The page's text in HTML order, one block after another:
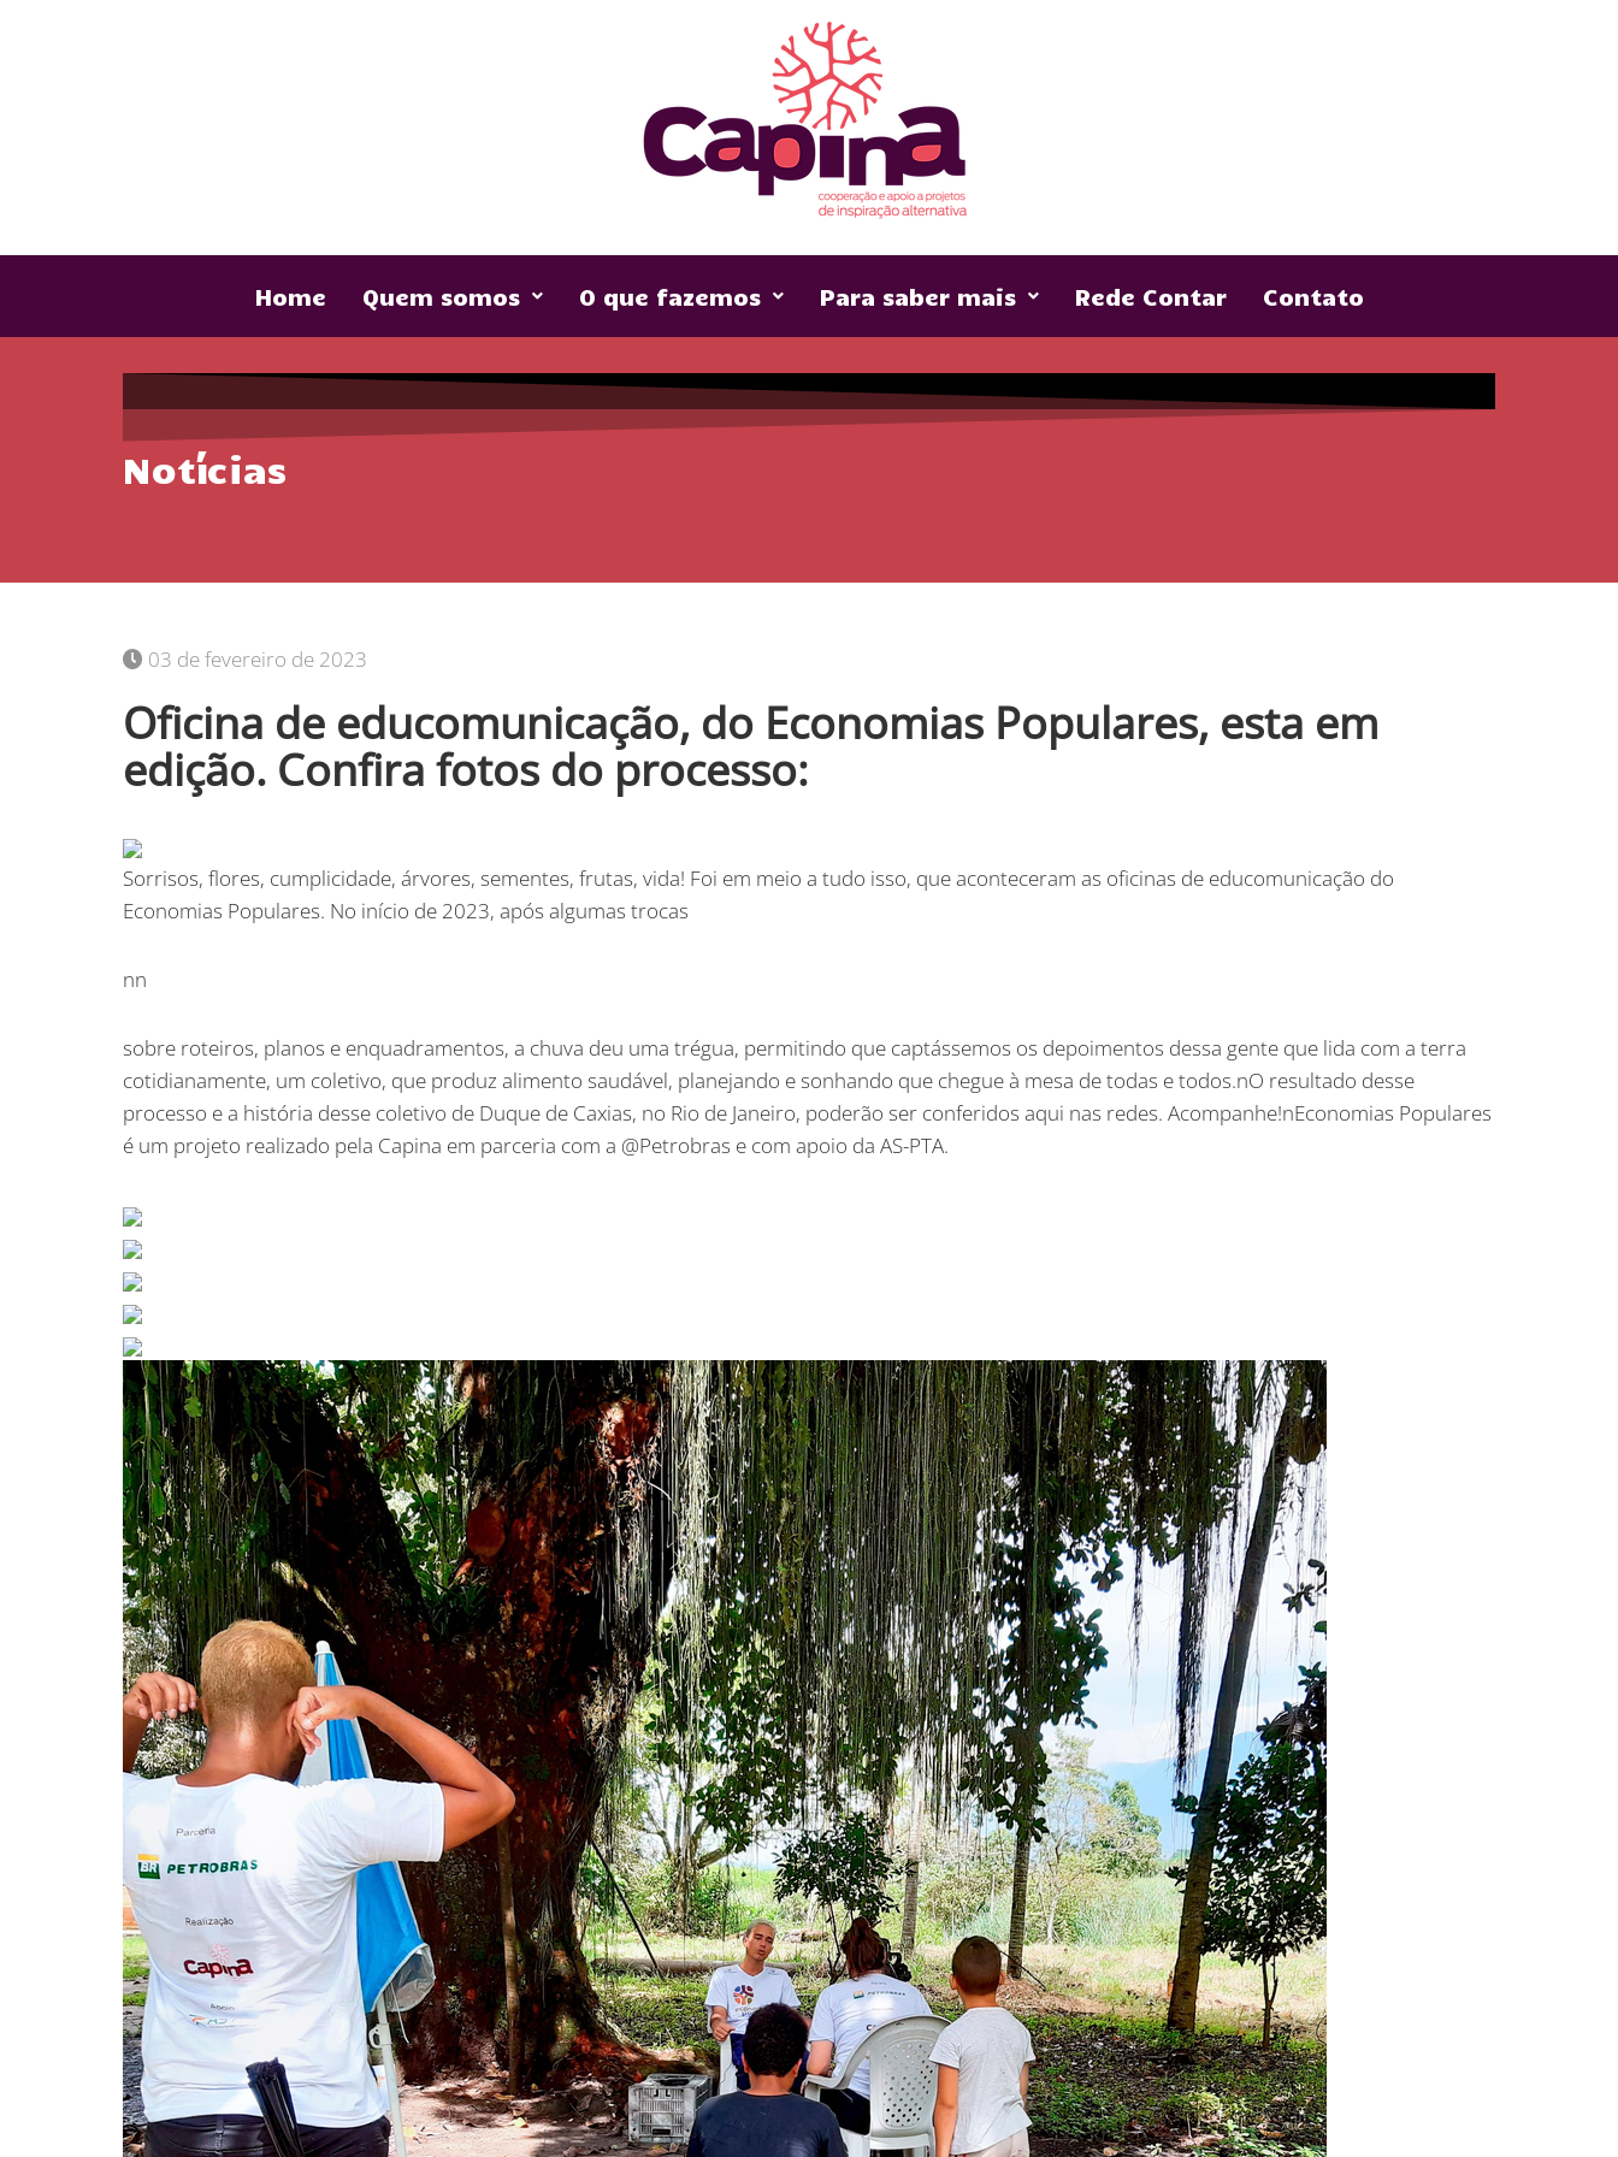
Home Quem somos O que fazemos Para saber mais Rede Contar Contato
Notícias
03 de fevereiro de 2023
Oficina de educomunicação, do Economias Populares, esta em
edição. Confira fotos do processo:
Sorrisos, flores, cumplicidade, árvores, sementes, frutas, vida! Foi em meio a tudo isso, que aconteceram as oficinas de educomunicação do
Economias Populares. No início de 2023, após algumas trocas
nn
sobre roteiros, planos e enquadramentos, a chuva deu uma trégua, permitindo que captássemos os depoimentos dessa gente que lida com a terra
cotidianamente, um coletivo, que produz alimento saudável, planejando e sonhando que chegue à mesa de todas e todos.nO resultado desse
processo e a história desse coletivo de Duque de Caxias, no Rio de Janeiro, poderão ser conferidos aqui nas redes. Acompanhe!nEconomias Populares
é um projeto realizado pela Capina em parceria com a @Petrobras e com apoio da AS-PTA.